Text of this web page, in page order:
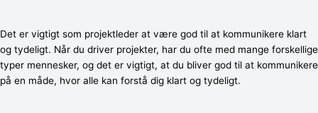
Det er vigtigt som projektleder at være god til at kommunikere klart
og tydeligt. Når du driver projekter, har du ofte med mange forskellige
typer mennesker, og det er vigtigt, at du bliver god til at kommunikere
på en måde, hvor alle kan forstå dig klart og tydeligt.